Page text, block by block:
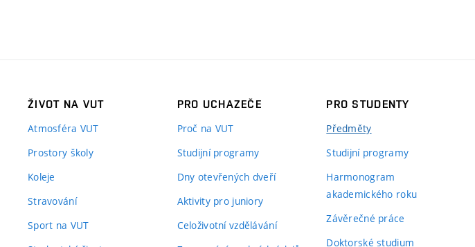
ŽIVOT NA VUT
Atmosféra VUT
Prostory školy
Koleje
Stravování
Sport na VUT
PRO UCHAZEČE
Proč na VUT
Studijní programy
Dny otevřených dveří
Aktivity pro juniory
Celoživotní vzdělávání
PRO STUDENTY
Předměty
Studijní programy
Harmonogram
akademického roku
Závěrečné práce
Doktorské studium